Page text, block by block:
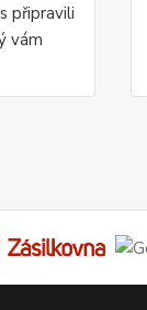
připravili
vám